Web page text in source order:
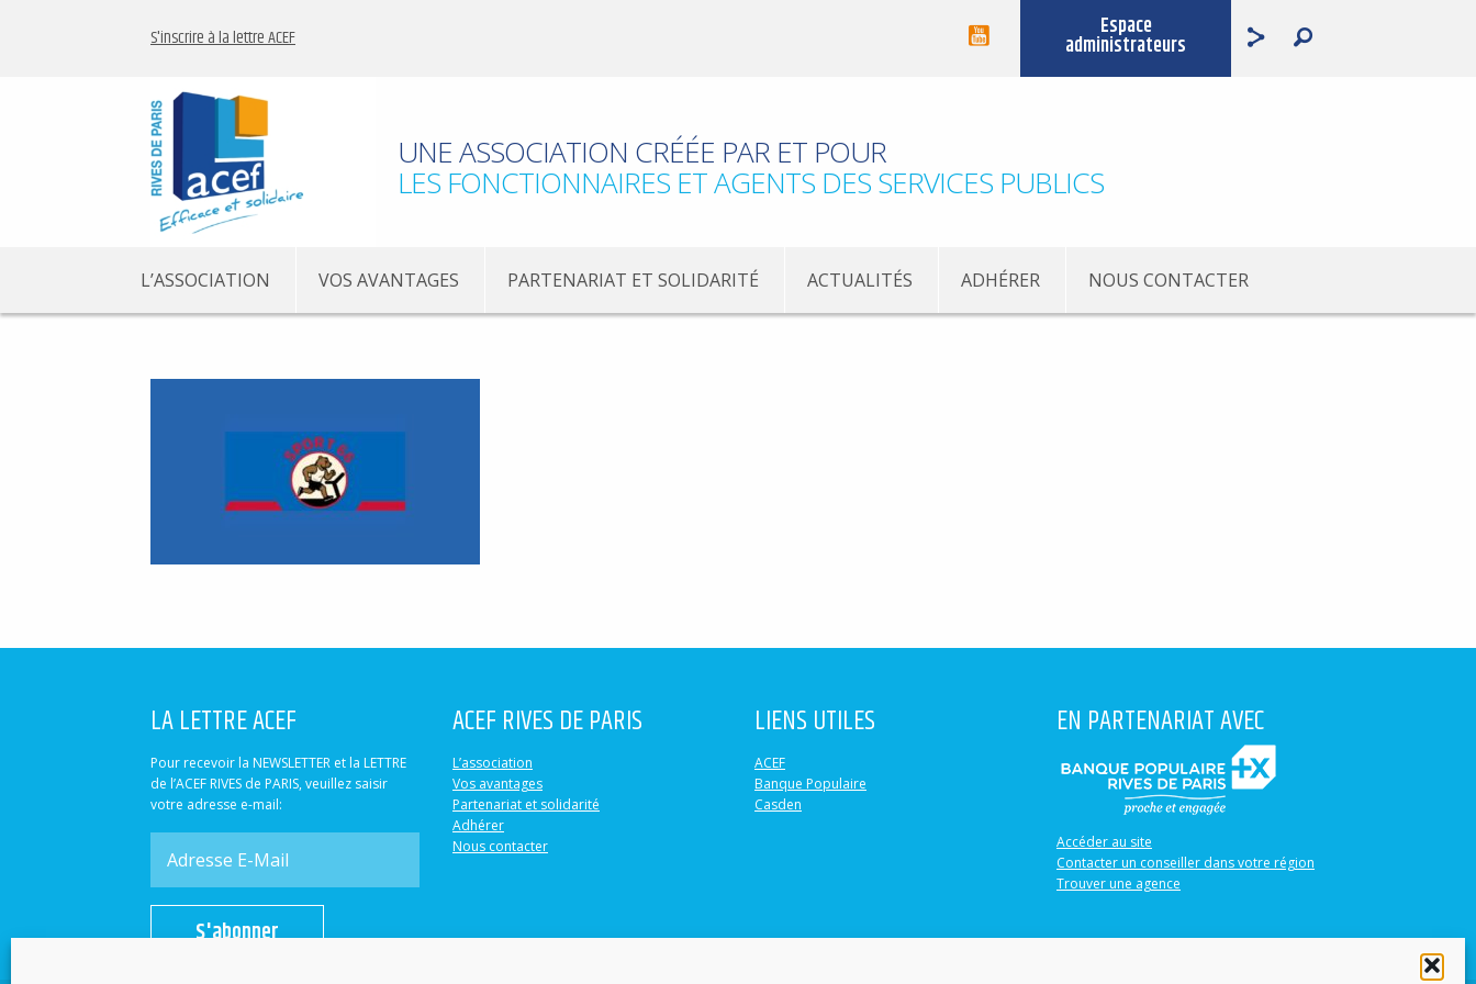
S'inscrire à la lettre ACEF Espace
administrateurs
UNE ASSOCIATION CRÉÉE PAR ET POUR
LES FONCTIONNAIRES ET AGENTS DES SERVICES PUBLICS
L’ASSOCIATION VOS AVANTAGES PARTENARIAT ET SOLIDARITÉ ACTUALITÉS ADHÉRER NOUS CONTACTER
LA LETTRE ACEF
Pour recevoir la NEWSLETTER et la LETTRE
de l’ACEF RIVES de PARIS, veuillez saisir
votre adresse e-mail:
S'abonner
ACEF RIVES DE PARIS
L’association
Vos avantages
Partenariat et solidarité
Adhérer
Nous contacter
LIENS UTILES
ACEF
Banque Populaire
Casden
EN PARTENARIAT AVEC
Accéder au site
Contacter un conseiller dans votre région
Trouver une agence